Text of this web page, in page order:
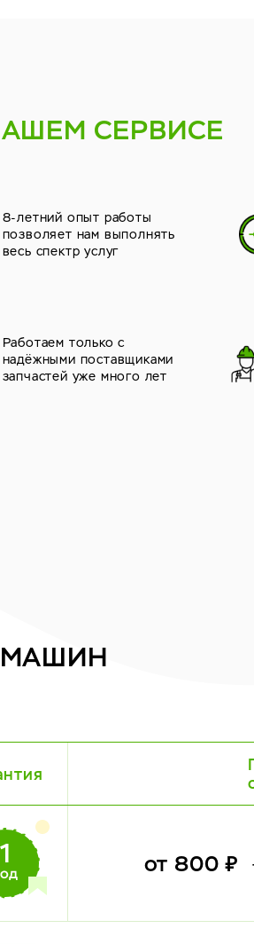
СЕРВИСЕ
8-летний опыт работы
позволяет нам выполнять
весь спектр услуг
Работаем только с
надёжными поставщиками
запчастей уже много лет
от 800 ₽